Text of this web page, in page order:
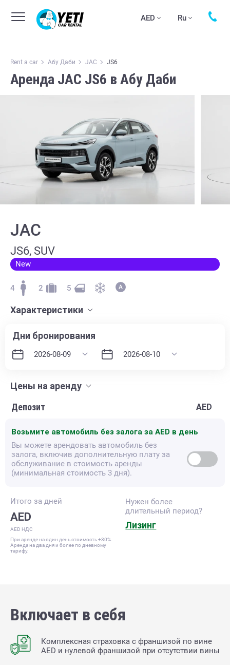
AED Ru
Rent a car Абу Даби JAC JS6
Аренда JAC JS6 в Абу Даби
JAC
JS6, SUV
New
4 2 5
Характеристики
Дни бронирования
Цены на аренду
Депозит
AED
Возьмите автомобиль без залога за AED в день
Вы можете арендовать автомобиль без
залога, включив дополнительную плату за
обслуживание в стоимость аренды
(минимальная стоимость 3 дня).
Итого за дней
AED
AED НДС
При аренде на один день стоимость +30%.
Аренда на два дня и более по дневному
тарифу.
Нужен более
длительный период?
Лизинг
Включает в себя
Комплексная страховка с франшизой по вине
AED и нулевой франшизой при отсутствии вины